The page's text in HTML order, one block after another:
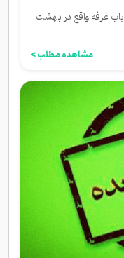
مزایده واگذاری امتیاز بهره برداری و اجاره 3 باب غرفه واقع در بهشت
مشاهده مطلب >